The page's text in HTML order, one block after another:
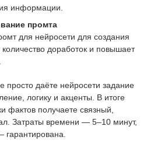
информации.
промта
для нейросети для создания
доработок и повышает
просто даёте нейросети задание
логику и акценты. В итоге
фактов получаете связный,
Затраты времени — 5–10 минут,
гарантирована.